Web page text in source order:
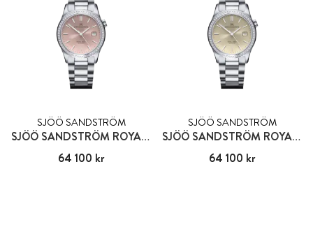
SJÖÖ SANDSTRÖM
SJÖÖ SANDSTRÖM ROYAL STEEL CLASSIC
Pris:64 100 kr
64 100 kr
SJÖÖ SANDSTRÖM
SJÖÖ SANDSTRÖM ROYAL STEEL CLASSIC
Pris:64 100 kr
64 100 kr